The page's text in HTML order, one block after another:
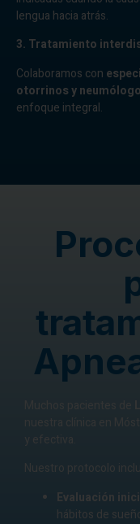
lengua hacia atrás.
3. Tratamiento
Colaboramos con
otorrinos y
enfoque integral.
y efectiva.
Nuestro protocolo
Evaluación
hábitos de